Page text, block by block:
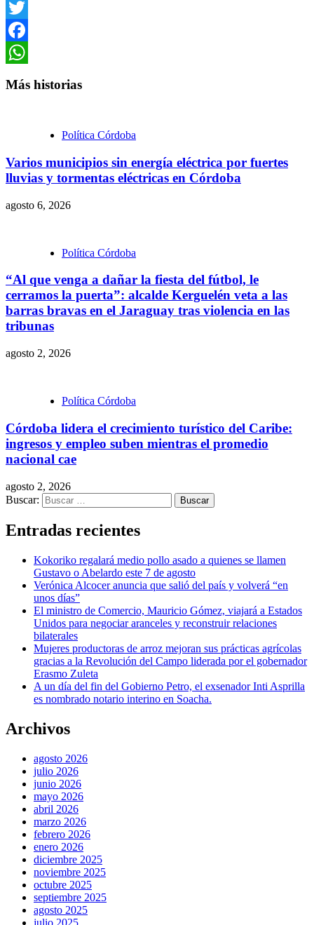
Twitter
Facebook
Más historias
Política Córdoba
Varios municipios sin energía eléctrica por fuertes
lluvias y tormentas eléctricas en Córdoba
agosto 6, 2026
Política Córdoba
“Al que venga a dañar la fiesta del fútbol, le
cerramos la puerta”: alcalde Kerguelén veta a las
barras bravas en el Jaraguay tras violencia en las
tribunas
agosto 2, 2026
Política Córdoba
Córdoba lidera el crecimiento turístico del Caribe:
ingresos y empleo suben mientras el promedio
nacional cae
agosto 2, 2026
Buscar:
Entradas recientes
Kokoriko regalará medio pollo asado a quienes se llamen
Gustavo o Abelardo este 7 de agosto
Verónica Alcocer anuncia que salió del país y volverá “en
unos días”
El ministro de Comercio, Mauricio Gómez, viajará a Estados
Unidos para negociar aranceles y reconstruir relaciones
bilaterales
Mujeres productoras de arroz mejoran sus prácticas agrícolas
gracias a la Revolución del Campo liderada por el gobernador
Erasmo Zuleta
A un día del fin del Gobierno Petro, el exsenador Inti Asprilla
es nombrado notario interino en Soacha.
Archivos
agosto 2026
julio 2026
junio 2026
mayo 2026
abril 2026
marzo 2026
febrero 2026
enero 2026
diciembre 2025
noviembre 2025
octubre 2025
septiembre 2025
agosto 2025